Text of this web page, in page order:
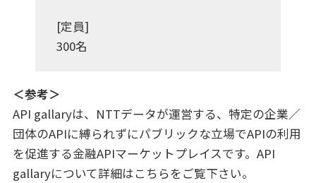
[定員]
300名
＜参考＞
API gallaryは、NTTデータが運営する、特定の企業／
団体のAPIに縛られずにパブリックな立場でAPIの利用
を促進する金融APIマーケットプレイスです。API
gallaryについて詳細はこちらをご覧下さい。